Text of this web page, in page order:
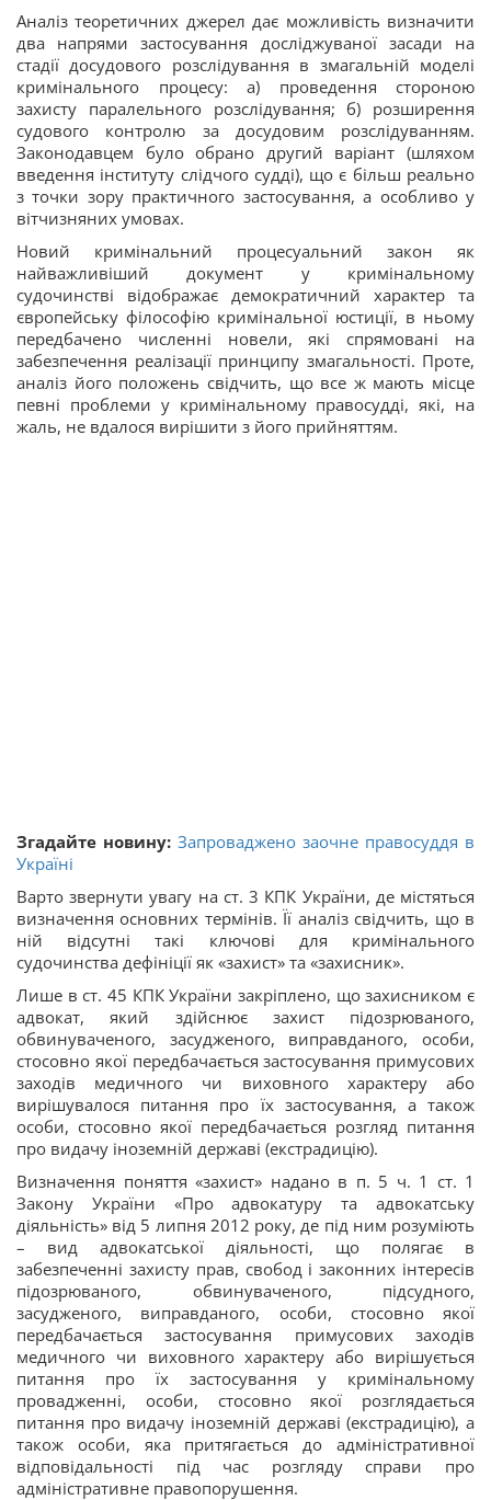
Аналіз теоретичних джерел дає можливість визначити
два напрями застосування досліджуваної засади на
стадії досудового розслідування в змагальній моделі
кримінального процесу: а) проведення стороною
захисту паралельного розслідування; б) розширення
судового контролю за досудовим розслідуванням.
Законодавцем було обрано другий варіант (шляхом
введення інституту слідчого судді), що є більш реально
з точки зору практичного застосування, а особливо у
вітчизняних умовах.
Новий кримінальний процесуальний закон як
найважливіший документ у кримінальному
судочинстві відображає демократичний характер та
європейську філософію кримінальної юстиції, в ньому
передбачено численні новели, які спрямовані на
забезпечення реалізації принципу змагальності. Проте,
аналіз його положень свідчить, що все ж мають місце
певні проблеми у кримінальному правосудді, які, на
жаль, не вдалося вирішити з його прийняттям.
Згадайте новину: Запроваджено заочне правосуддя в
Україні
Варто звернути увагу на ст. 3 КПК України, де містяться
визначення основних термінів. Її аналіз свідчить, що в
ній відсутні такі ключові для кримінального
судочинства дефініції як «захист» та «захисник».
Лише в ст. 45 КПК України закріплено, що захисником є
адвокат, який здійснює захист підозрюваного,
обвинуваченого, засудженого, виправданого, особи,
стосовно якої передбачається застосування примусових
заходів медичного чи виховного характеру або
вирішувалося питання про їх застосування, а також
особи, стосовно якої передбачається розгляд питання
про видачу іноземній державі (екстрадицію).
Визначення поняття «захист» надано в п. 5 ч. 1 ст. 1
Закону України «Про адвокатуру та адвокатську
діяльність» від 5 липня 2012 року, де під ним розуміють
– вид адвокатської діяльності, що полягає в
забезпеченні захисту прав, свобод і законних інтересів
підозрюваного, обвинуваченого, підсудного,
засудженого, виправданого, особи, стосовно якої
передбачається застосування примусових заходів
медичного чи виховного характеру або вирішується
питання про їх застосування у кримінальному
провадженні, особи, стосовно якої розглядається
питання про видачу іноземній державі (екстрадицію), а
також особи, яка притягається до адміністративної
відповідальності під час розгляду справи про
адміністративне правопорушення.